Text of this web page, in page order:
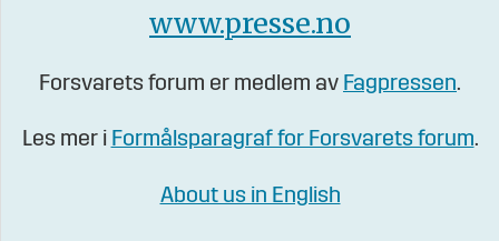
www.presse.no
Forsvarets forum er medlem av Fagpressen.
Les mer i Formålsparagraf for Forsvarets forum.
About us in English